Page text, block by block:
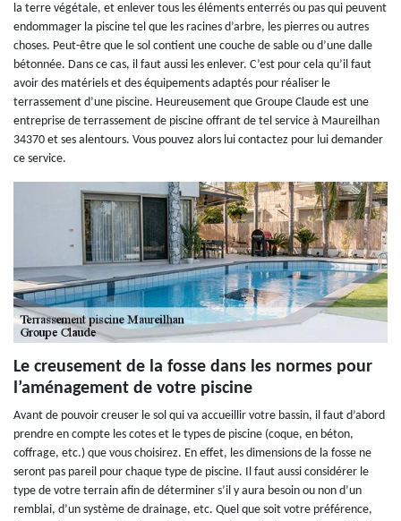
la terre végétale, et enlever tous les éléments enterrés ou pas qui peuvent
endommager la piscine tel que les racines d’arbre, les pierres ou autres
choses. Peut-être que le sol contient une couche de sable ou d’une dalle
bétonnée. Dans ce cas, il faut aussi les enlever. C’est pour cela qu’il faut
avoir des matériels et des équipements adaptés pour réaliser le
terrassement d’une piscine. Heureusement que Groupe Claude est une
entreprise de terrassement de piscine offrant de tel service à Maureilhan
34370 et ses alentours. Vous pouvez alors lui contactez pour lui demander
ce service.
Le creusement de la fosse dans les normes pour
l’aménagement de votre piscine
Avant de pouvoir creuser le sol qui va accueillir votre bassin, il faut d’abord
prendre en compte les cotes et le types de piscine (coque, en béton,
coffrage, etc.) que vous choisirez. En effet, les dimensions de la fosse ne
seront pas pareil pour chaque type de piscine. Il faut aussi considérer le
type de votre terrain afin de déterminer s’il y aura besoin ou non d’un
remblai, d’un système de drainage, etc. Quel que soit votre préférence,